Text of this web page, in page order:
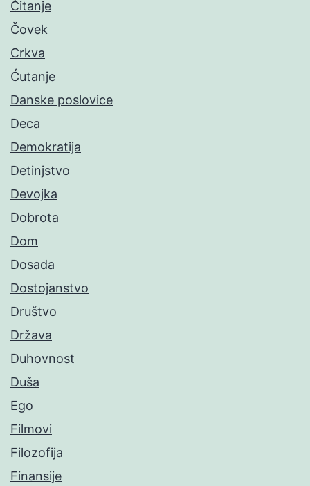
Čitanje
Čovek
Crkva
Ćutanje
Danske poslovice
Deca
Demokratija
Detinjstvo
Devojka
Dobrota
Dom
Dosada
Dostojanstvo
Društvo
Država
Duhovnost
Duša
Ego
Filmovi
Filozofija
Finansije